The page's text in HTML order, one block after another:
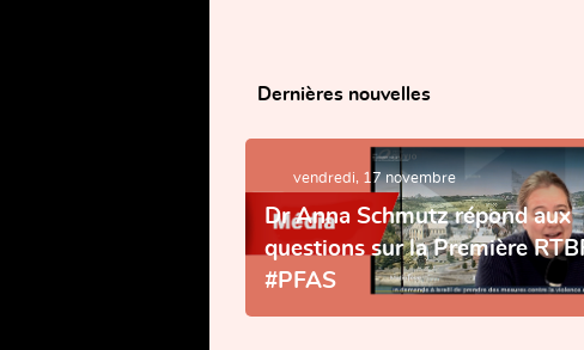
Dernières nouvelles
vendredi, 17 novembre
Dr Anna Schmutz répond aux
questions sur la Première
#PFAS